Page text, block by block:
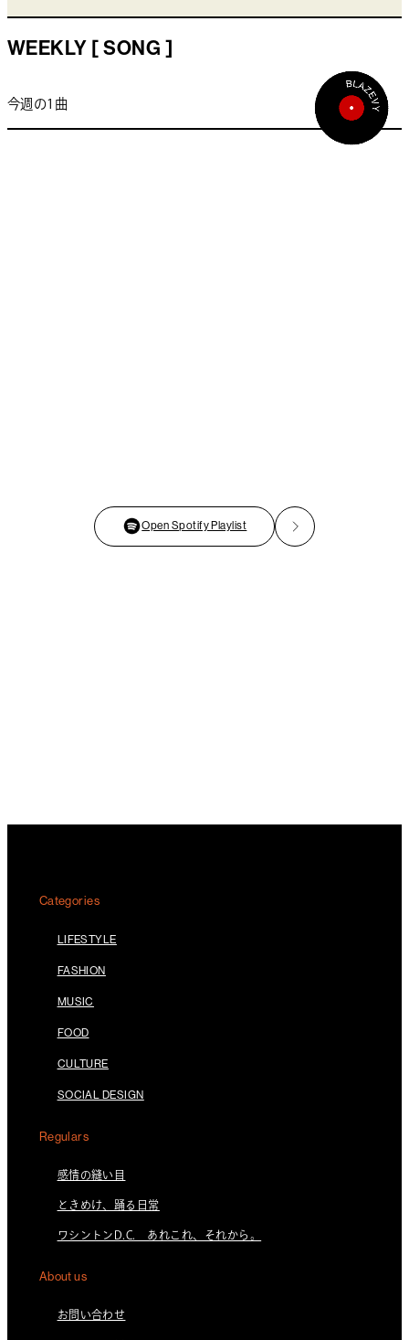
WEEKLY [ SONG ]
今週の1曲
Open Spotify Playlist
Categories
LIFESTYLE
FASHION
MUSIC
FOOD
CULTURE
SOCIAL DESIGN
Regulars
感情の縫い目
ときめけ、踊る日常
ワシントンD.C. あれこれ、それから。
About us
お問い合わせ